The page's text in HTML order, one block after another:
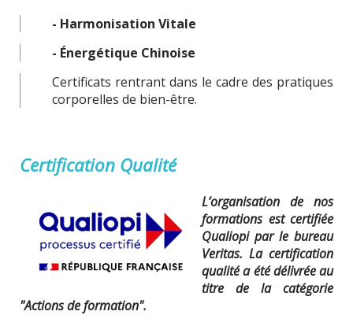
- Harmonisation Vitale
- Énergétique Chinoise
Certificats rentrant dans le cadre des pratiques
corporelles de bien-être.
Certification Qualité
L’organisation de nos
formations est certifiée
Qualiopi par le bureau
Veritas. La certification
qualité a été délivrée au
titre de la catégorie
"Actions de formation".